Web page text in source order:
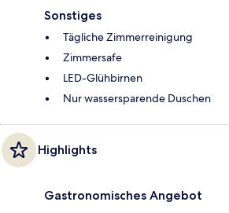
Sonstiges
Tägliche Zimmerreinigung
Zimmersafe
LED-Glühbirnen
Nur wassersparende Duschen
Highlights
Gastronomisches Angebot